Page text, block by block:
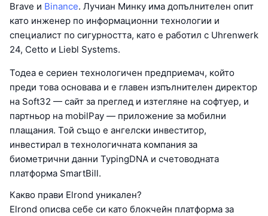
Brave и Binance. Лучиан Минку има допълнителен опит
като инженер по информационни технологии и
специалист по сигурността, като е работил с Uhrenwerk
24, Cetto и Liebl Systems.
Тодеа е сериен технологичен предприемач, който
преди това основава и е главен изпълнителен директор
на Soft32 — сайт за преглед и изтегляне на софтуер, и
партньор на mobilPay — приложение за мобилни
плащания. Той също е ангелски инвеститор,
инвестирал в технологичната компания за
биометрични данни TypingDNA и счетоводната
платформа SmartBill.
Какво прави Elrond уникален?
Elrond описва себе си като блокчейн платформа за